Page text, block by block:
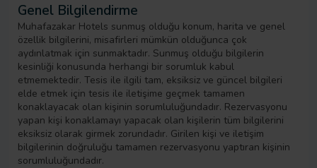
Genel Bilgilendirme
Muhafazakar Hotels sunmuş olduğu konum, harita ve genel
özellik bilgilerini, misafirleri mümkün olduğunca çok
aydınlatmak için sunmaktadır. Sunmuş olduğu bilgilerin
kesinliği konusunda herhangi bir sorumluk kabul
etmemektedir. Tesis ile ilgili tam, eksiksiz ve güncel bilgileri
elde etmek için tesis ile iletişime geçmek tamamen
konaklayacak olan kişinin sorumluluğundadır. Rezervasyonu
yapan kişi konaklamayı yapacak olan kişilerin tüm bilgilerini
eksiksiz olarak girmek zorundadır. Girilen kişi ve iletişim
bilgilerinin doğruluğu tamamen rezervasyonu yaptıran kişinin
sorumluluğundadır.